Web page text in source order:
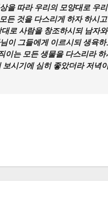
따라 우리의 모양대로 우
든 것을 다스리게 하자 하시고
로 사람을 창조하시되 남자
그들에게 이르시되 생육
이는 모든 생물을 다스리라 하
시기에 심히 좋았더라 저녁